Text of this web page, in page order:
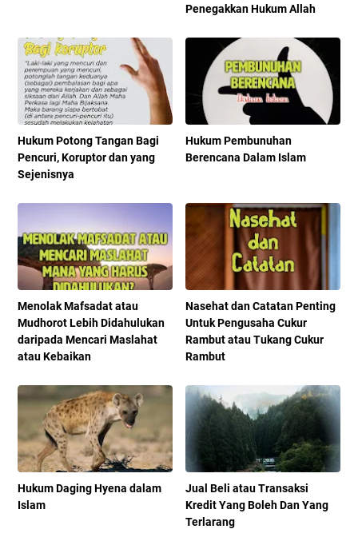
Penegakkan Hukum Allah
Hukum Potong Tangan Bagi
Pencuri, Koruptor dan yang
Sejenisnya
Hukum Pembunuhan
Berencana Dalam Islam
Menolak Mafsadat atau
Mudhorot Lebih Didahulukan
daripada Mencari Maslahat
atau Kebaikan
Nasehat dan Catatan Penting
Untuk Pengusaha Cukur
Rambut atau Tukang Cukur
Rambut
Hukum Daging Hyena dalam
Islam
Jual Beli atau Transaksi
Kredit Yang Boleh Dan Yang
Terlarang